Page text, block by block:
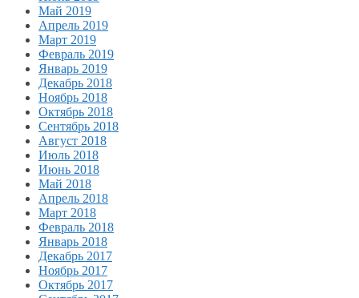
Май 2019
Апрель 2019
Март 2019
Февраль 2019
Январь 2019
Декабрь 2018
Ноябрь 2018
Октябрь 2018
Сентябрь 2018
Август 2018
Июль 2018
Июнь 2018
Май 2018
Апрель 2018
Март 2018
Февраль 2018
Январь 2018
Декабрь 2017
Ноябрь 2017
Октябрь 2017